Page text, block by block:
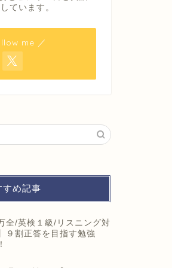
ています。
me ／
すめ記事
全/英検１級/リスニング対
９割正答を目指す勉強